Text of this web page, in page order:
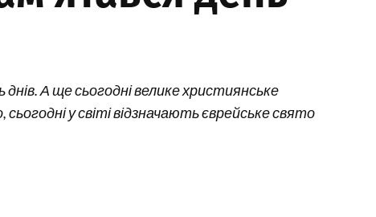
А ще сьогодні велике християнське
у світі відзначають єврейське свято